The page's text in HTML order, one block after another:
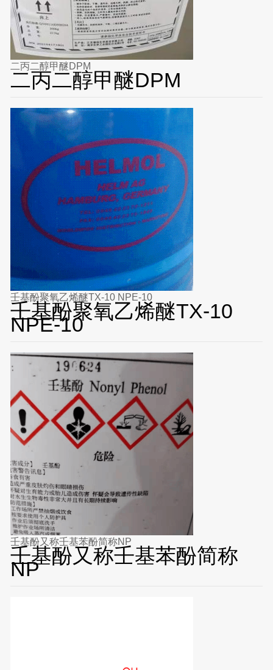
二丙二醇甲醚DPM
二丙二醇甲醚DPM
壬基酚聚氧乙烯醚TX-10 NPE-10
壬基酚聚氧乙烯醚TX-10
NPE-10
壬基酚又称壬基苯酚简称NP
壬基酚又称壬基苯酚简称
NP